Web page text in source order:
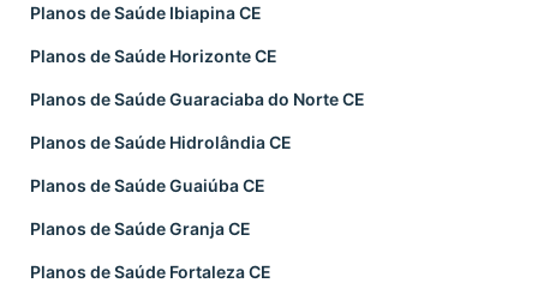
Planos de Saúde Ibiapina CE
Planos de Saúde Horizonte CE
Planos de Saúde Guaraciaba do Norte CE
Planos de Saúde Hidrolândia CE
Planos de Saúde Guaiúba CE
Planos de Saúde Granja CE
Planos de Saúde Fortaleza CE